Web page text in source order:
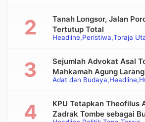
Headline Peristiwa Toraja
Tanah Longsor, Jalan
Tertutup Total
Adat dan Budaya Headline
Sejumlah Advokat Asal
Mahkamah Agung
Alat Berat pada Eksekusi
KPU Tetapkan Theofilus
Zadrak Tombe sebagai